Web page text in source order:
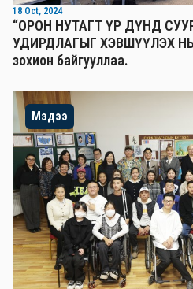
18 Oct, 2024
“ОРОН НУТАГТ ҮР ДҮНД
УДИРДЛАГЫГ ХЭВШҮҮЛЭХ
зохион байгууллаа.
Мэдээ